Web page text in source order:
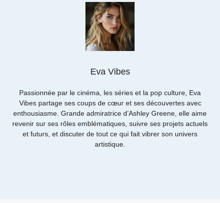
Eva Vibes
Passionnée par le cinéma, les séries et la pop culture, Eva
Vibes partage ses coups de cœur et ses découvertes avec
enthousiasme. Grande admiratrice d’Ashley Greene, elle aime
revenir sur ses rôles emblématiques, suivre ses projets actuels
et futurs, et discuter de tout ce qui fait vibrer son univers
artistique.